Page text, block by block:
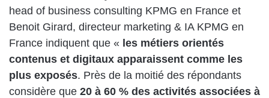
head of business consulting KPMG en France et
Benoit Girard, directeur marketing & IA KPMG en
France indiquent que « les métiers orientés
contenus et digitaux apparaissent comme les
plus exposés. Près de la moitié des répondants
considère que 20 à 60 % des activités associées à